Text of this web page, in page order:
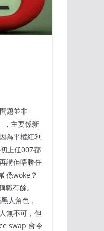
題並非
，主要係新
為平權紅利
上任007都
講佢唔勝任
係woke？
職有餘。
人角色，
無不可，但
swap 會令